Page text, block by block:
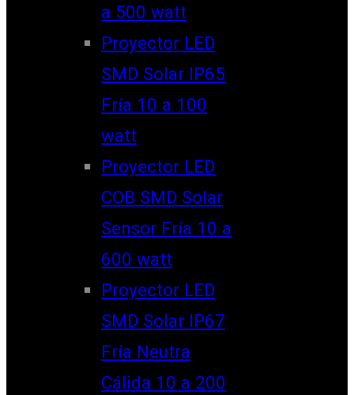
a 500 watt
Proyector LED
SMD Solar IP65
Fría 10 a 100
watt
Proyector LED
COB SMD Solar
Sensor Fría 10 a
600 watt
Proyector LED
SMD Solar IP67
Fría Neutra
Cálida 10 a 200